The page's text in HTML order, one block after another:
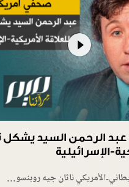
الرحمن السيد يشكل
الإسرائيلية
الأمريكي ناثان جيه روبنسو…